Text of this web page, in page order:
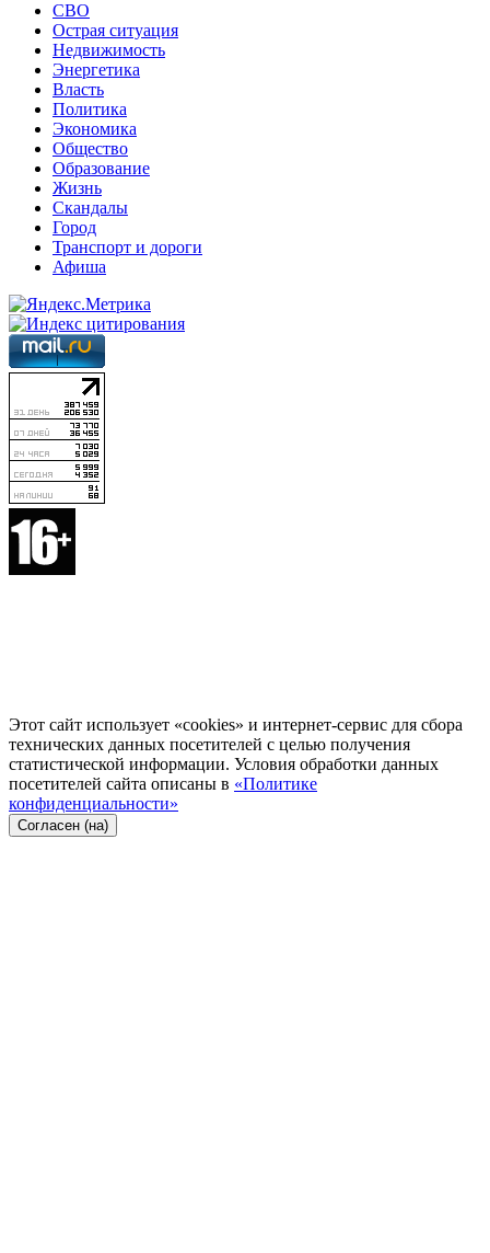
СВО
Острая ситуация
Недвижимость
Энергетика
Власть
Политика
Экономика
Общество
Образование
Жизнь
Скандалы
Город
Транспорт и дороги
Афиша
Этот сайт использует «cookies» и интернет-сервис для сбора
технических данных посетителей с целью получения
статистической информации. Условия обработки данных
посетителей сайта описаны в «Политике
конфиденциальности»
Согласен (на)